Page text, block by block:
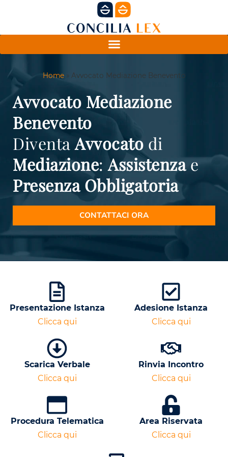
Home» Avvocato Mediazione Benevento
Avvocato Mediazione
Benevento
DiventaAvvocato di
Mediazione:Assistenzae
Presenza Obbligatoria
CONTATTACI ORA
Presentazione Istanza
Clicca qui
Adesione Istanza
Clicca qui
Scarica Verbale
Clicca qui
Rinvia Incontro
Clicca qui
Procedura Telematica
Clicca qui
Area Riservata
Clicca qui